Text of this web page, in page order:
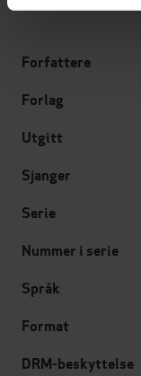
Forfattere
Forlag
Utgitt
Sjanger
Serie
Nummer i serie
Språk
Format
DRM-beskyttelse